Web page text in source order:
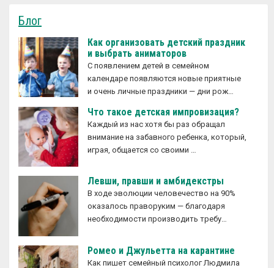
Блог
Как организовать детский праздник
и выбрать аниматоров
С появлением детей в семейном
календаре появляются новые приятные
и очень личные праздники — дни рож…
Что такое детская импровизация?
Каждый из нас хотя бы раз обращал
внимание на забавного ребенка, который,
играя, общается со своими …
Левши, правши и амбидекстры
В ходе эволюции человечество на 90%
оказалось праворуким — благодаря
необходимости производить требу…
Ромео и Джульетта на карантине
Как пишет семейный психолог Людмила